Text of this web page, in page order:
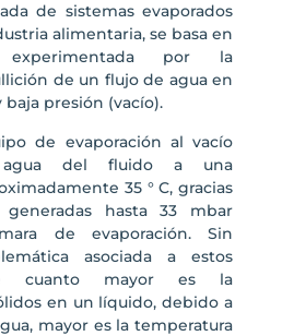
de sistemas evaporados
alimentaria, se basa en
por la
de un flujo de agua en
presión (vacío).
de evaporación al vacío
agua del fluido a una
35 ° C, gracias
hasta 33 mbar
de evaporación. Sin
asociada a estos
cuanto mayor es la
en un líquido, debido a
mayor es la temperatura